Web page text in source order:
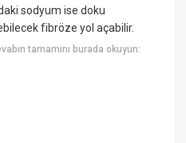
sodyum ise doku
fibröze yol açabilir.
tamamını burada okuyun: